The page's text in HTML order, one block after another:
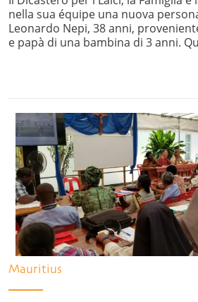
nella sua équipe una nuova
Leonardo Nepi, 38 anni,
e papà di una bambina di 3 anni.
Mauritius